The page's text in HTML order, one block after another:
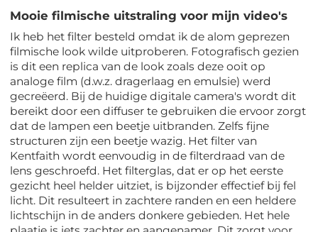
Mooie filmische uitstraling voor mijn video's
Ik heb het filter besteld omdat ik de alom geprezen
filmische look wilde uitproberen. Fotografisch gezien
is dit een replica van de look zoals deze ooit op
analoge film (d.w.z. dragerlaag en emulsie) werd
gecreëerd. Bij de huidige digitale camera's wordt dit
bereikt door een diffuser te gebruiken die ervoor zorgt
dat de lampen een beetje uitbranden. Zelfs fijne
structuren zijn een beetje wazig. Het filter van
Kentfaith wordt eenvoudig in de filterdraad van de
lens geschroefd. Het filterglas, dat er op het eerste
gezicht heel helder uitziet, is bijzonder effectief bij fel
licht. Dit resulteert in zachtere randen en een heldere
lichtschijn in de anders donkere gebieden. Het hele